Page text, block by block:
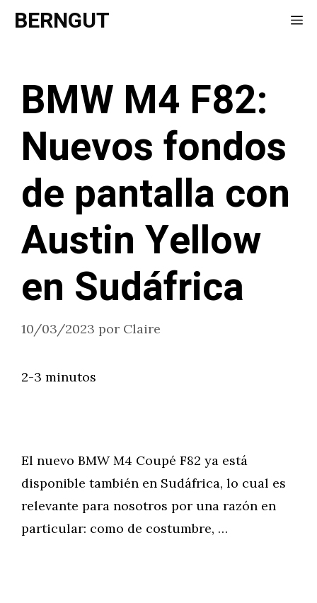
Saltar
BERNGUT
BMW M4 F82:
Nuevos fondos
de pantalla con
Austin Yellow
en Sudáfrica
10/03/2023 por Claire
2-3 minutos
El nuevo BMW M4 Coupé F82 ya está
disponible también en Sudáfrica, lo cual es
relevante para nosotros por una razón en
particular: como de costumbre, …